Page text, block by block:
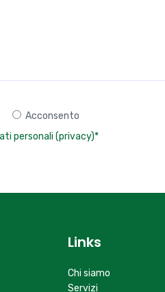
Acconsento
personali (privacy)*
Links
Chi siamo
Servizi